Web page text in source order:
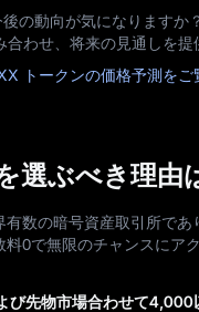
の動向が気になりますか
合わせ、将来の見通しを提
トークンの価格予測をご
選ぶべき理由
有数の暗号資産取引所で
料0で無限のチャンスにア
び先物市場合わせて4,000